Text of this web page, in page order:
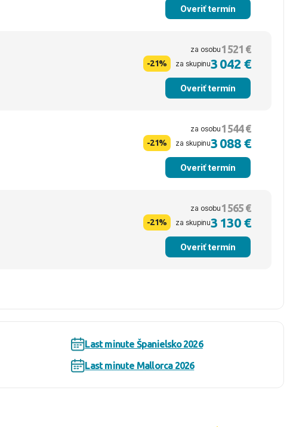
Overiť termín
za osobu 1 521 €
-21% za skupinu3 042 €
Overiť termín
za osobu 1 544 €
-21% za skupinu3 088 €
Overiť termín
za osobu 1 565 €
-21% za skupinu3 130 €
Overiť termín
Last minute Španielsko 2026
Last minute Mallorca 2026